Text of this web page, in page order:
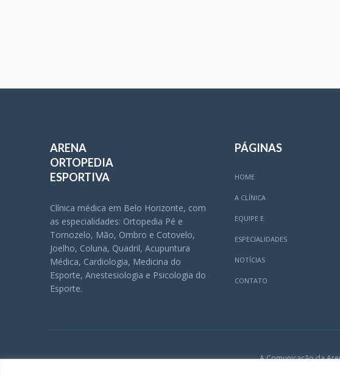
ARENA
ORTOPEDIA
ESPORTIVA
Clínica médica em Belo Horizonte, com
as especialidades: Ortopedia Pé e
Tornozelo, Mão, Ombro e Cotovelo,
Joelho, Coluna, Quadril, Acupuntura
Médica, Cardiologia, Medicina do
Esporte, Anestesiologia e Psicologia do
Esporte.
PÁGINAS
HOME
A CLÍNICA
EQUIPE E
ESPECIALIDADES
NOTÍCIAS
CONTATO
A Comunicação da